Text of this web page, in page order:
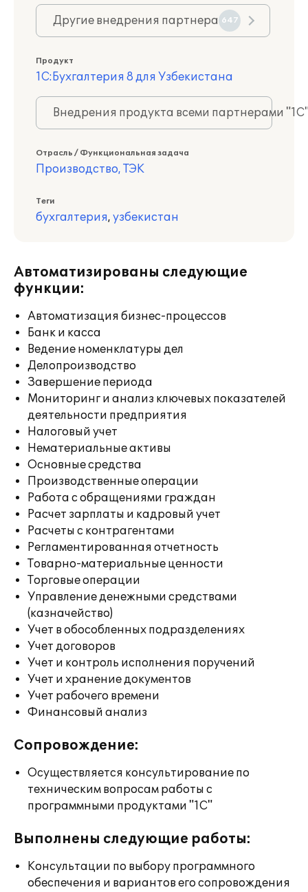
Другие внедрения партнера 647
Продукт
1С:Бухгалтерия 8 для Узбекистана
Внедрения продукта всеми партнерами
Отрасль / Функциональная задача
Производство, ТЭК
Теги
бухгалтерия, узбекистан
Автоматизированы следующие
функции:
Автоматизация бизнес-процессов
Банк и касса
Ведение номенклатуры дел
Делопроизводство
Завершение периода
Мониторинг и анализ ключевых показателей
деятельности предприятия
Налоговый учет
Нематериальные активы
Основные средства
Производственные операции
Работа с обращениями граждан
Расчет зарплаты и кадровый учет
Расчеты с контрагентами
Регламентированная отчетность
Товарно-материальные ценности
Торговые операции
Управление денежными средствами
(казначейство)
Учет в обособленных подразделениях
Учет договоров
Учет и контроль исполнения поручений
Учет и хранение документов
Учет рабочего времени
Финансовый анализ
Сопровождение:
Осуществляется консультирование по
техническим вопросам работы с
программными продуктами "1С"
Выполнены следующие работы:
Консультации по выбору программного
обеспечения и вариантов его сопровождения